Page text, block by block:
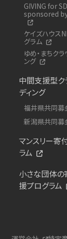
GIVING for
sponsored
ケイズハウス
グラム
ゆめ・まちクラ
ング
中間支援型ク
ディング
福井県共同募
新潟県共同募
マンスリー寄
ラム
小さな団体
援プログラム